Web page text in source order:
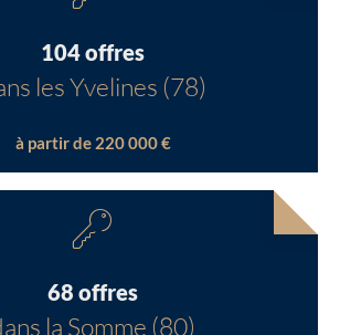
104 offres
les Yvelines (78)
à partir de 220 000 €
68 offres
la Somme (80)